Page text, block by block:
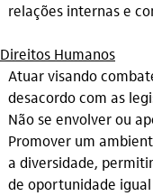
relações internas e
Direitos Humanos
Atuar visando
desacordo com as
Não se envolver ou
Promover um
a diversidade,
de oportunidade